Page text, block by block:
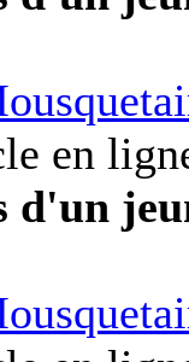
en
d'un